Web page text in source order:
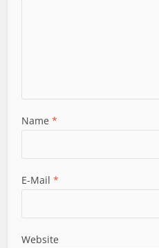
Name*
E-Mail*
Website